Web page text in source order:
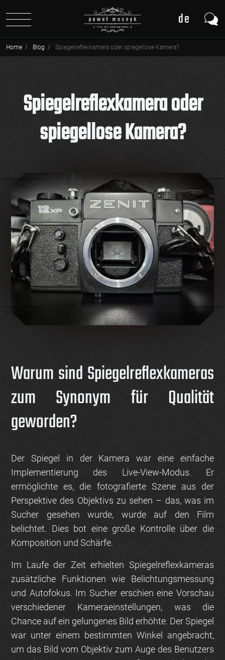
de
pl
Home Blog Spiegelreflexkamera oder spiegellose Kamera?
Spiegelreflexkamera oder
spiegellose Kamera?
Warum sind Spiegelreflexkameras
zum Synonym für Qualität
geworden?
Der Spiegel in der Kamera war eine einfache
Implementierung des Live-View-Modus. Er
ermöglichte es, die fotografierte Szene aus der
Perspektive des Objektivs zu sehen – das, was im
Sucher gesehen wurde, wurde auf den Film
belichtet. Dies bot eine große Kontrolle über die
Komposition und Schärfe.
Im Laufe der Zeit erhielten Spiegelreflexkameras
zusätzliche Funktionen wie Belichtungsmessung
und Autofokus. Im Sucher erschien eine Vorschau
verschiedener Kameraeinstellungen, was die
Chance auf ein gelungenes Bild erhöhte. Der Spiegel
war unter einem bestimmten Winkel angebracht,
um das Bild vom Objektiv zum Auge des Benutzers